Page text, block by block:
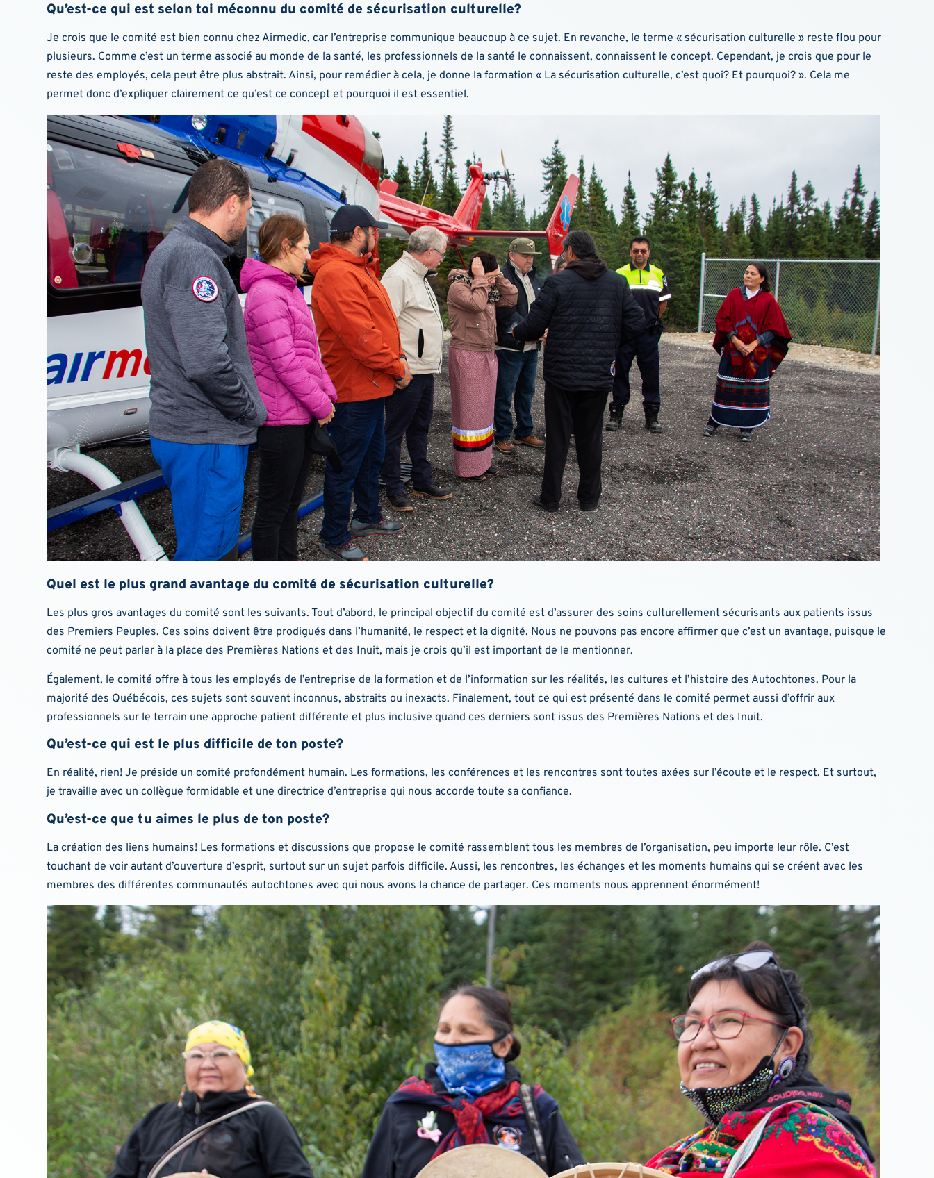
Qu’est-ce qui est selon toi méconnu du comité de sécurisation culturelle?
Je crois que le comité est bien connu chez Airmedic, car l’entreprise communique beaucoup à ce sujet. En revanche, le terme « sécurisation culturelle » reste flou pour
plusieurs. Comme c’est un terme associé au monde de la santé, les professionnels de la santé le connaissent, connaissent le concept. Cependant, je crois que pour le
reste des employés, cela peut être plus abstrait. Ainsi, pour remédier à cela, je donne la formation « La sécurisation culturelle, c’est quoi? Et pourquoi? ». Cela me
permet donc d’expliquer clairement ce qu’est ce concept et pourquoi il est essentiel.
Quel est le plus grand avantage du comité de sécurisation culturelle?
Les plus gros avantages du comité sont les suivants. Tout d’abord, le principal objectif du comité est d’assurer des soins culturellement sécurisants aux patients issus
des Premiers Peuples. Ces soins doivent être prodigués dans l’humanité, le respect et la dignité. Nous ne pouvons pas encore affirmer que c’est un avantage, puisque le
comité ne peut parler à la place des Premières Nations et des Inuit, mais je crois qu’il est important de le mentionner.
Également, le comité offre à tous les employés de l’entreprise de la formation et de l’information sur les réalités, les cultures et l’histoire des Autochtones. Pour la
majorité des Québécois, ces sujets sont souvent inconnus, abstraits ou inexacts. Finalement, tout ce qui est présenté dans le comité permet aussi d’offrir aux
professionnels sur le terrain une approche patient différente et plus inclusive quand ces derniers sont issus des Premières Nations et des Inuit.
Qu’est-ce qui est le plus difficile de ton poste?
En réalité, rien! Je préside un comité profondément humain. Les formations, les conférences et les rencontres sont toutes axées sur l’écoute et le respect. Et surtout,
je travaille avec un collègue formidable et une directrice d’entreprise qui nous accorde toute sa confiance.
Qu’est-ce que tu aimes le plus de ton poste?
La création des liens humains! Les formations et discussions que propose le comité rassemblent tous les membres de l’organisation, peu importe leur rôle. C’est
touchant de voir autant d’ouverture d’esprit, surtout sur un sujet parfois difficile. Aussi, les rencontres, les échanges et les moments humains qui se créent avec les
membres des différentes communautés autochtones avec qui nous avons la chance de partager. Ces moments nous apprennent énormément!